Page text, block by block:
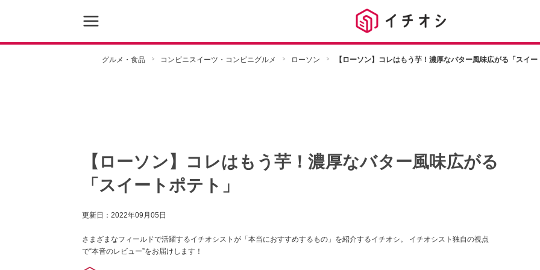
グルメ・食品 コンビニスイーツ・コンビニグルメ ローソン 【ローソン】コレはもう芋！濃厚なバター風味広がる「スイー
【ローソン】コレはもう芋！濃厚なバター風味広がる
「スイートポテト」
更新日： 2022年09月05日
さまざまなフィールドで活躍するイチオシストが「本当におすすめするもの」を紹介するイチオシ。 イチオシスト独自の視点
で“本音のレビュー”をお届けします！